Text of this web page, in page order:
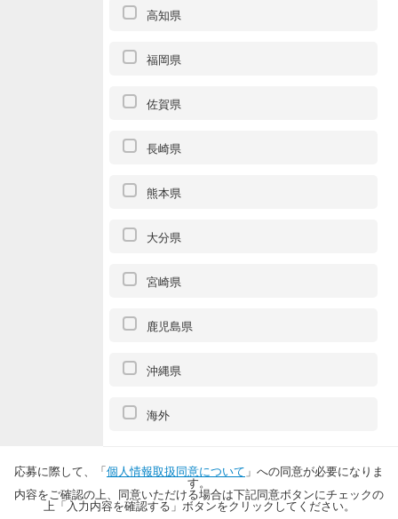
高知県
福岡県
佐賀県
長崎県
熊本県
大分県
宮崎県
鹿児島県
沖縄県
海外
応募に際して、「個人情報取扱同意について 」への同意が必要になりま
す。
内容をご確認の上、同意いただける場合は下記同意ボタンにチェックの
上「入力内容を確認する」ボタンをクリックしてください。